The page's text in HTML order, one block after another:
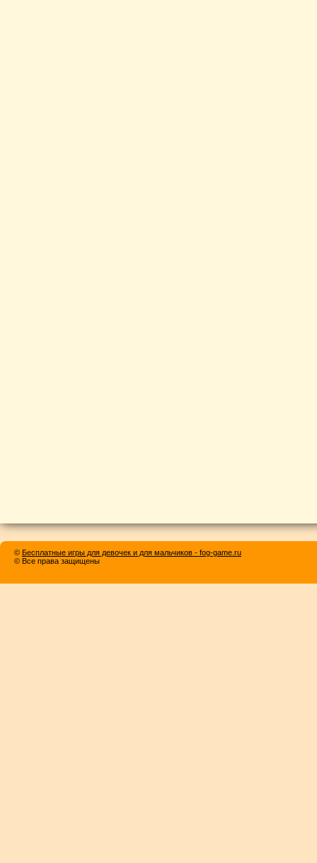
© Бесплатные игры для девочек и для мальчиков - fog-game.ru
© Все права защищены